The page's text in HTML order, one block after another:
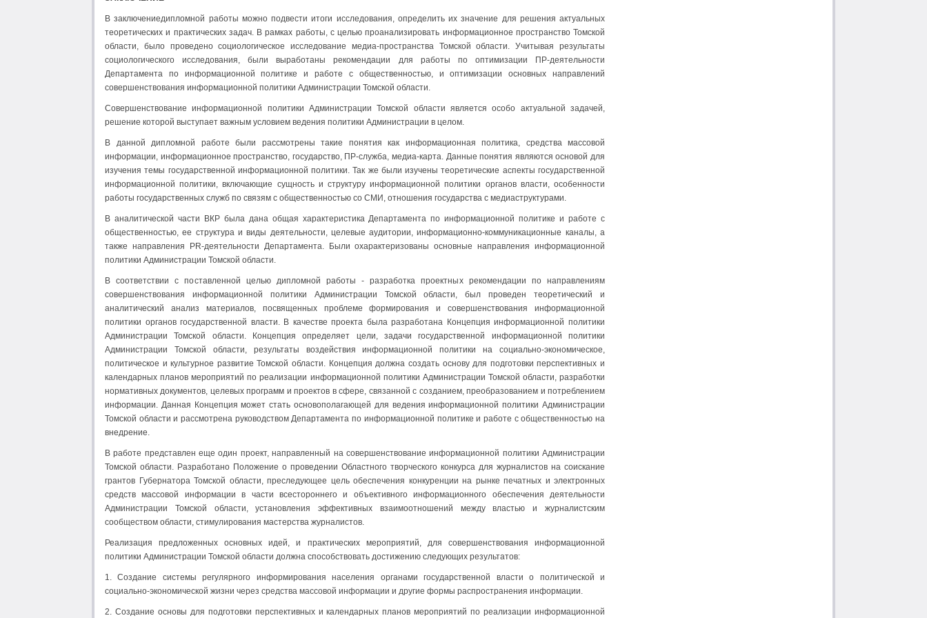
В заключениедипломной работы можно подвести итоги исследования, определить их значение для решения актуальных
теоретических и практических задач. В рамках работы, с целью проанализировать информационное пространство Томской
области, было проведено социологическое исследование медиа-пространства Томской области. Учитывая результаты
социологического исследования, были выработаны рекомендации для работы по оптимизации ПР-деятельности
Департамента по информационной политике и работе с общественностью, и оптимизации основных направлений
совершенствования информационной политики Администрации Томской области.
Совершенствование информационной политики Администрации Томской области является особо актуальной задачей,
решение которой выступает важным условием ведения политики Администрации в целом.
В данной дипломной работе были рассмотрены такие понятия как информационная политика, средства массовой
информации, информационное пространство, государство, ПР-служба, медиа-карта. Данные понятия являются основой для
изучения темы государственной информационной политики. Так же были изучены теоретические аспекты государственной
информационной политики, включающие сущность и структуру информационной политики органов власти, особенности
работы государственных служб по связям с общественностью со СМИ, отношения государства с медиаструктурами.
В аналитической части ВКР была дана общая характеристика Департамента по информационной политике и работе с
общественностью, ее структура и виды деятельности, целевые аудитории, информационно-коммуникационные каналы, а
также направления PR-деятельности Департамента. Были охарактеризованы основные направления информационной
политики Администрации Томской области.
В соответствии с поставленной целью дипломной работы - разработка проектных рекомендации по направлениям
совершенствования информационной политики Администрации Томской области, был проведен теоретический и
аналитический анализ материалов, посвященных проблеме формирования и совершенствования информационной
политики органов государственной власти. В качестве проекта была разработана Концепция информационной политики
Администрации Томской области. Концепция определяет цели, задачи государственной информационной политики
Администрации Томской области, результаты воздействия информационной политики на социально-экономическое,
политическое и культурное развитие Томской области. Концепция должна создать основу для подготовки перспективных и
календарных планов мероприятий по реализации информационной политики Администрации Томской области, разработки
нормативных документов, целевых программ и проектов в сфере, связанной с созданием, преобразованием и потреблением
информации. Данная Концепция может стать основополагающей для ведения информационной политики Администрации
Томской области и рассмотрена руководством Департамента по информационной политике и работе с общественностью на
внедрение.
В работе представлен еще один проект, направленный на совершенствование информационной политики Администрации
Томской области. Разработано Положение о проведении Областного творческого конкурса для журналистов на соискание
грантов Губернатора Томской области, преследующее цель обеспечения конкуренции на рынке печатных и электронных
средств массовой информации в части всестороннего и объективного информационного обеспечения деятельности
Администрации Томской области, установления эффективных взаимоотношений между властью и журналистским
сообществом области, стимулирования мастерства журналистов.
Реализация предложенных основных идей, и практических мероприятий, для совершенствования информационной
политики Администрации Томской области должна способствовать достижению следующих результатов:
1. Создание системы регулярного информирования населения органами государственной власти о политической и
социально-экономической жизни через средства массовой информации и другие формы распространения информации.
2. Создание основы для подготовки перспективных и календарных планов мероприятий по реализации информационной